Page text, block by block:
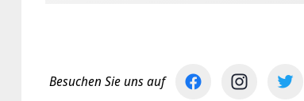
Besuchen Sie uns auf